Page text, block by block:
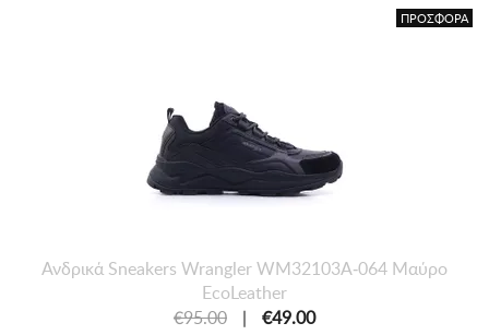
ΠΡΟΣΦΟΡΑ
Ανδρικά Sneakers Wrangler WM32103A-064 Μαύρο
EcoLeather
€95.00
| €49.00